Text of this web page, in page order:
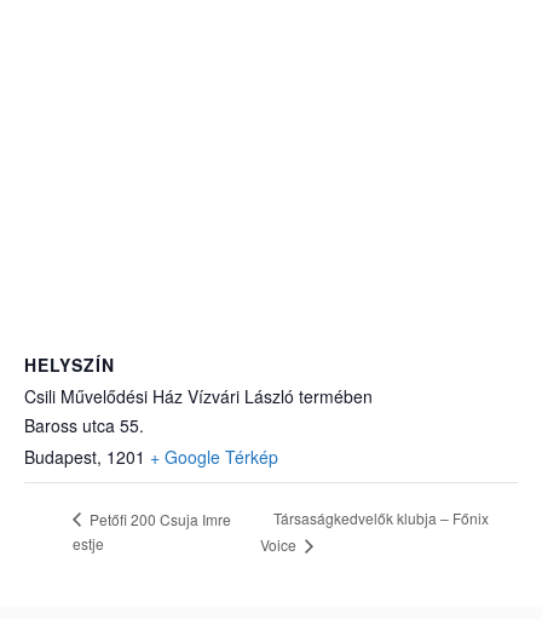
HELYSZÍN
Csili Művelődési Ház Vízvári László termében
Baross utca 55.
Budapest, 1201 + Google Térkép
Petőfi 200 Csuja Imre
estje
Társaságkedvelők klubja – Főnix
Voice